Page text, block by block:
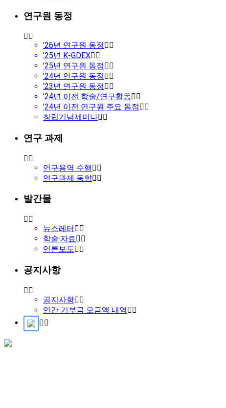
연구원 동정
’26년 연구원 동정
’25년 K-GDEX
’25년 연구원 동정
’24년 연구원 동정
’23년 연구원 동정
’24년 이전 학술/연구활동
’24년 이전 연구원 주요 동정
창립기념세미나
연구 과제
연구용역 수행
연구과제 동향
발간물
뉴스레터
학술·자료
언론보도
공지사항
공지사항
연간 기부금 모금액 내역